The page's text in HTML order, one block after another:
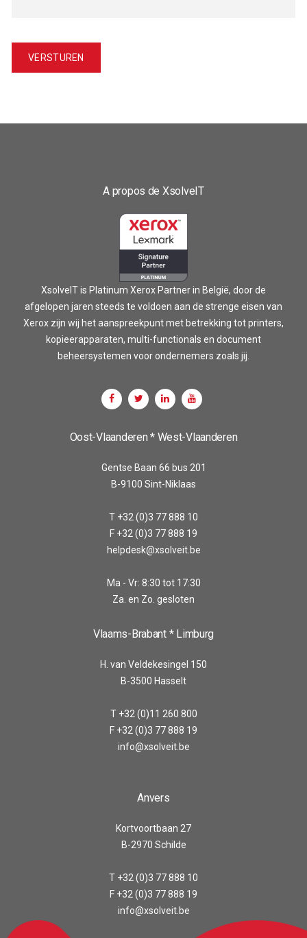
A propos de XsolveIT
XsolveIT is Platinum Xerox Partner in België, door de
afgelopen jaren steeds te voldoen aan de strenge eisen van
Xerox zijn wij het aanspreekpunt met betrekking tot printers,
kopieerapparaten, multi-functionals en document
beheersystemen voor ondernemers zoals jij.
Oost-Vlaanderen * West-Vlaanderen
Gentse Baan 66 bus 201
B-9100 Sint-Niklaas
T +32 (0)3 77 888 10
F +32 (0)3 77 888 19
helpdesk@xsolveit.be
Ma - Vr: 8:30 tot 17:30
Za. en Zo. gesloten
Vlaams-Brabant * Limburg
H. van Veldekesingel 150
B-3500 Hasselt
T +32 (0)11 260 800
F +32 (0)3 77 888 19
info@xsolveit.be
Anvers
Kortvoortbaan 27
B-2970 Schilde
T +32 (0)3 77 888 10
F +32 (0)3 77 888 19
info@xsolveit.be